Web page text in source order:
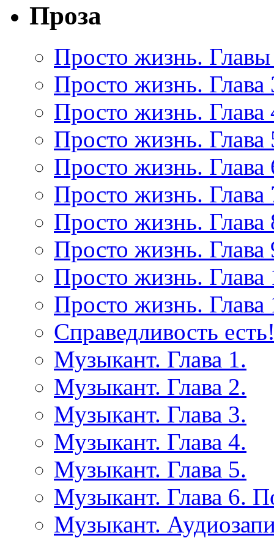
Проза
Просто жизнь.
Просто жизнь. Глава
Просто жизнь. Глава
Просто жизнь. Глава
Просто жизнь. Глава
Просто жизнь. Глава
Просто жизнь. Глава
Просто жизнь. Глава
Просто жизнь. Глава
Просто жизнь. Глава
Справедливость
Музыкант. Глава 1.
Музыкант. Глава 2.
Музыкант. Глава 3.
Музыкант. Глава 4.
Музыкант. Глава 5.
Музыкант. Глава 6.
Музыкант.